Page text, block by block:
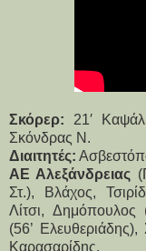
Σκόρερ: 21′
Σκόνδρας Ν.
Διαιτητές:
ΑΕ Αλεξάνδρειας
Στ.), Βλάχος,
Λίτσι, Δημόπουλος
(56’
Καρασαρίδης.